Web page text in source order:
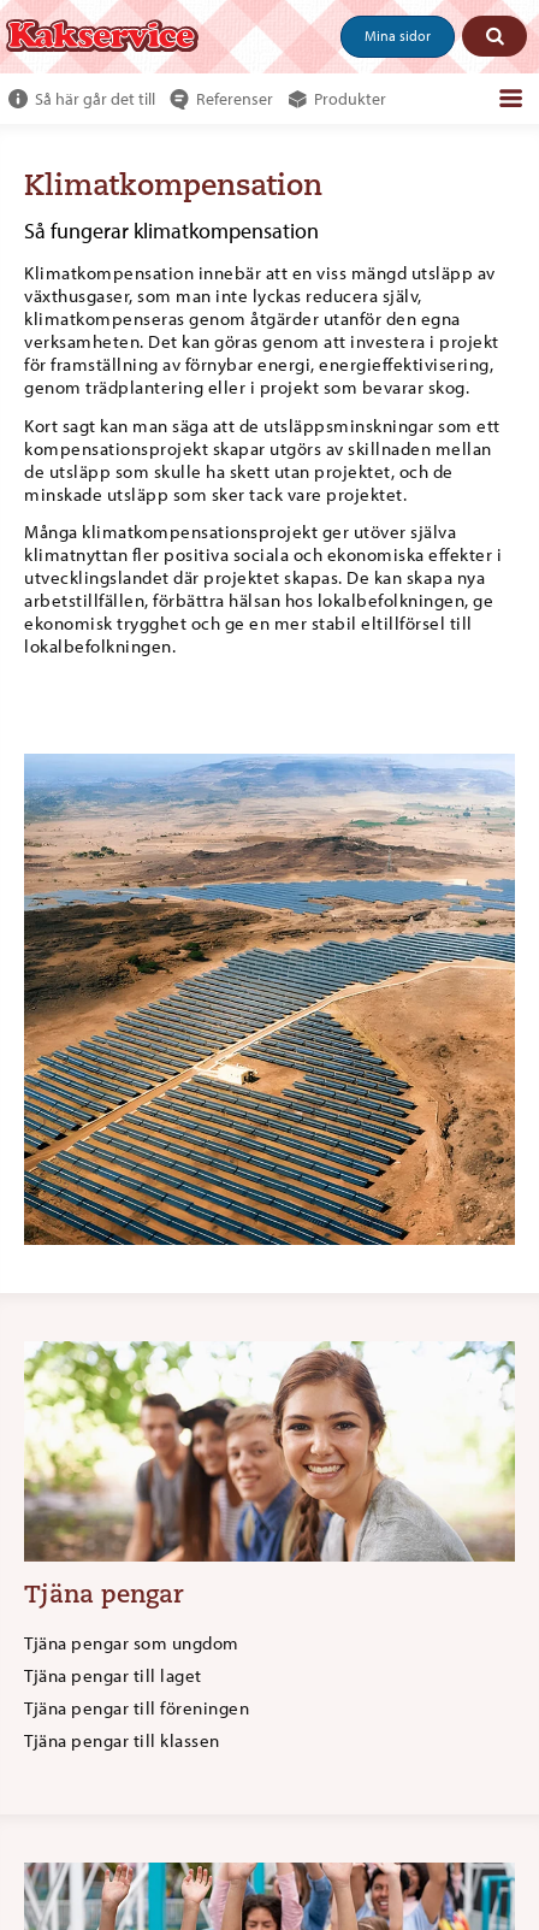
Mina sidor
Så här går det till Referenser Produkter
Beställ produkter
Kundservice
Om oss
Tjäna pengar
Klimatkompensation
Så fungerar klimatkompensation
Klimatkompensation innebär att en viss mängd utsläpp av
växthusgaser, som man inte lyckas reducera själv,
klimatkompenseras genom åtgärder utanför den egna
verksamheten. Det kan göras genom att investera i projekt
för framställning av förnybar energi, energieffektivisering,
genom trädplantering eller i projekt som bevarar skog.
Kort sagt kan man säga att de utsläppsminskningar som ett
kompensationsprojekt skapar utgörs av skillnaden mellan
de utsläpp som skulle ha skett utan projektet, och de
minskade utsläpp som sker tack vare projektet.
Många klimatkompensationsprojekt ger utöver själva
klimatnyttan fler positiva sociala och ekonomiska effekter i
utvecklingslandet där projektet skapas. De kan skapa nya
arbetstillfällen, förbättra hälsan hos lokalbefolkningen, ge
ekonomisk trygghet och ge en mer stabil eltillförsel till
lokalbefolkningen.
Tjäna pengar
Tjäna pengar som ungdom
Tjäna pengar till laget
Tjäna pengar till föreningen
Tjäna pengar till klassen